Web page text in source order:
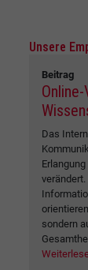
Unsere
Beitrag
Das
sondern